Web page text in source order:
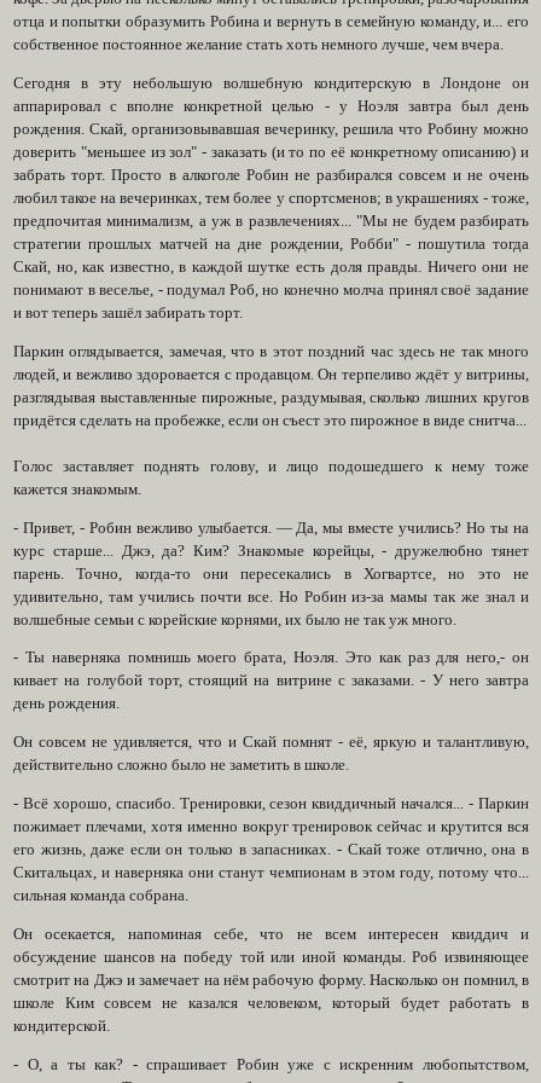
отца и попытки образумить Робина и вернуть в семейную команду, и... его
собственное постоянное желание стать хоть немного лучше, чем вчера.
Сегодня в эту небольшую волшебную кондитерскую в Лондоне он
аппарировал с вполне конкретной целью - у Ноэля завтра был день
рождения. Скай, организовывавшая вечеринку, решила что Робину можно
доверить "меньшее из зол" - заказать (и то по её конкретному описанию) и
забрать торт. Просто в алкоголе Робин не разбирался совсем и не очень
любил такое на вечеринках, тем более у спортсменов; в украшениях - тоже,
предпочитая минимализм, а уж в развлечениях... "Мы не будем разбирать
стратегии прошлых матчей на дне рождении, Робби" - пошутила тогда
Скай, но, как известно, в каждой шутке есть доля правды. Ничего они не
понимают в веселье, - подумал Роб, но конечно молча принял своё задание
и вот теперь зашёл забирать торт.
Паркин оглядывается, замечая, что в этот поздний час здесь не так много
людей, и вежливо здоровается с продавцом. Он терпеливо ждёт у витрины,
разглядывая выставленные пирожные, раздумывая, сколько лишних кругов
придётся сделать на пробежке, если он съест это пирожное в виде снитча...
Голос заставляет поднять голову, и лицо подошедшего к нему тоже
кажется знакомым.
- Привет, - Робин вежливо улыбается. — Да, мы вместе учились? Но ты на
курс старше... Джэ, да? Ким? Знакомые корейцы, - дружелюбно тянет
парень. Точно, когда-то они пересекались в Хогвартсе, но это не
удивительно, там учились почти все. Но Робин из-за мамы так же знал и
волшебные семьи с корейские корнями, их было не так уж много.
- Ты наверняка помнишь моего брата, Ноэля. Это как раз для него,- он
кивает на голубой торт, стоящий на витрине с заказами. - У него завтра
день рождения.
Он совсем не удивляется, что и Скай помнят - её, яркую и талантливую,
действительно сложно было не заметить в школе.
- Всё хорошо, спасибо. Тренировки, сезон квиддичный начался... - Паркин
пожимает плечами, хотя именно вокруг тренировок сейчас и крутится вся
его жизнь, даже если он только в запасниках. - Скай тоже отлично, она в
Скитальцах, и наверняка они станут чемпионам в этом году, потому что...
сильная команда собрана.
Он осекается, напоминая себе, что не всем интересен квиддич и
обсуждение шансов на победу той или иной команды. Роб извиняющее
смотрит на Джэ и замечает на нём рабочую форму. Насколько он помнил, в
школе Ким совсем не казался человеком, который будет работать в
кондитерской.
- О, а ты как? - спрашивает Робин уже с искренним любопытством,